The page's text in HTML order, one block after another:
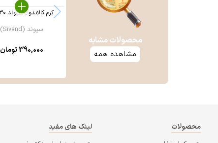
محصولات مشابه
مشاهده همه
کرم کالاندولا سیوند 30 گرم
سیوند (Sivand)
390,000تومان
محصولات
لینک های مفید